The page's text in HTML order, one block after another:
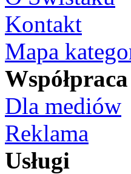
Kontakt
Mapa
Współpraca
Dla mediów
Reklama
Usługi